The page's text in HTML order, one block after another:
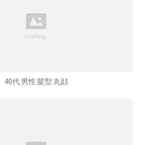
40代 男性 髪型 丸顔